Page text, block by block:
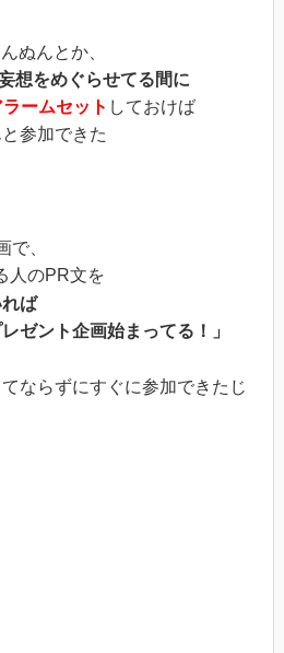
ぬんとか、
想をめぐらせてる間に
ームセット しておけば
参加できた
で、
人のPR文を
ば
ゼント企画始まってる！」
ならずにすぐに参加できたじ